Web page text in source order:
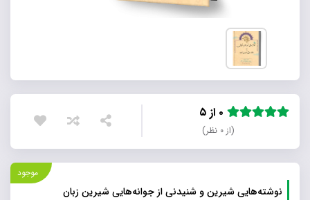
(از ۰ نظر)
موجود
نوشته‌هایی شیرین و شنیدنی از جوانه‌هایی شیرین زبان